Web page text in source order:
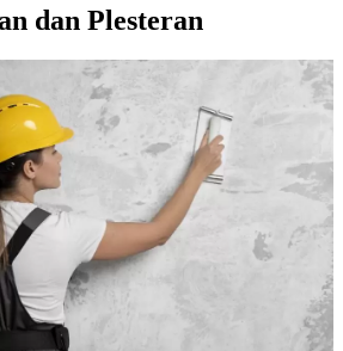
dan Plesteran